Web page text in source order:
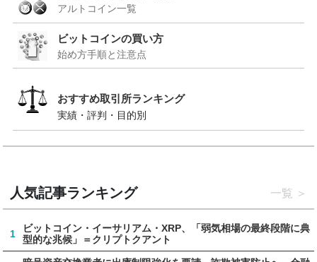
アルトコイン一覧
ビットコインの買い方
始め方手順と注意点
おすすめ取引所ランキング
実績・評判・目的別
人気記事ランキング 一覧
1
ビットコイン・イーサリアム・XRP、「弱気相場の最終段階に典
型的な兆候」＝クリプトクアント